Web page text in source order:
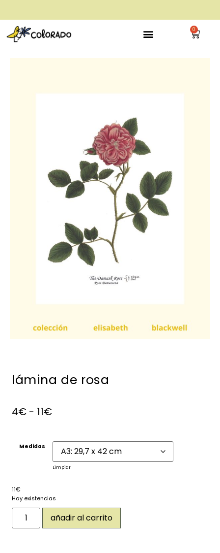
envío gratis a partir de 28€ 0
lámina de rosa
4€ - 11€
Medidas
Limpiar
11€
Hay existencias
añadir al carrito